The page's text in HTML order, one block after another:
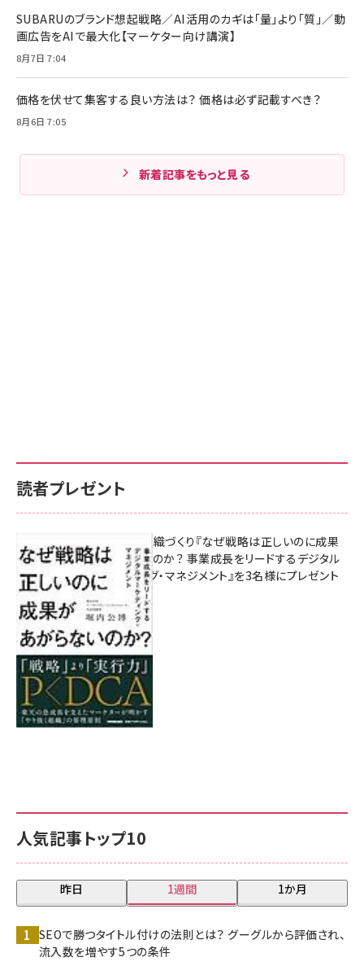
SUBARUのブランド想起戦略／AI活用のカギは「量」より「質」／動
画広告をAIで最大化【マーケター向け講演】
8月7日 7:04
価格を伏せて集客する良い方法は？ 価格は必ず記載すべき？
8月6日 7:05
新着記事をもっと見る
人気記事トップ10
昨日 1週間 1か月
SEOで勝つタイトル付けの法則とは？ グーグルから評価され、
流入数を増やす5つの条件
読者プレゼント
成果を生む組織づくり『なぜ戦略は正しいのに成果
があがらないのか？ 事業成長をリードするデジタル
マーケティング・マネジメント』を3名様にプレゼント
8月7日 10:00